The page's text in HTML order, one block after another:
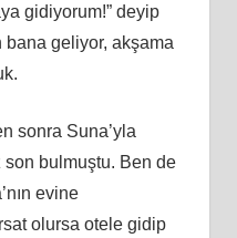
gidiyorum!” deyip
bana geliyor, akşama
sonra Suna’yla
bulmuştu. Ben de
evine
olursa otele gidip